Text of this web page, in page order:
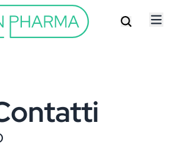
già un account?
ISCRIVITI ALLA